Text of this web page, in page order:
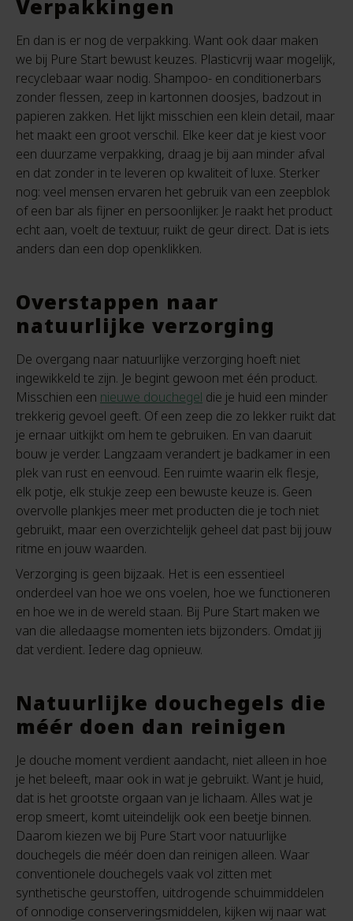
Verpakkingen
En dan is er nog de verpakking. Want ook daar maken
we bij Pure Start bewust keuzes. Plasticvrij waar mogelijk,
recyclebaar waar nodig. Shampoo- en conditionerbars
zonder flessen, zeep in kartonnen doosjes, badzout in
papieren zakken. Het lijkt misschien een klein detail, maar
het maakt een groot verschil. Elke keer dat je kiest voor
een duurzame verpakking, draag je bij aan minder afval
en dat zonder in te leveren op kwaliteit of luxe. Sterker
nog: veel mensen ervaren het gebruik van een zeepblok
of een bar als fijner en persoonlijker. Je raakt het product
echt aan, voelt de textuur, ruikt de geur direct. Dat is iets
anders dan een dop openklikken.
Overstappen naar
natuurlijke verzorging
De overgang naar natuurlijke verzorging hoeft niet
ingewikkeld te zijn. Je begint gewoon met één product.
Misschien een nieuwe douchegel die je huid een minder
trekkerig gevoel geeft. Of een zeep die zo lekker ruikt dat
je ernaar uitkijkt om hem te gebruiken. En van daaruit
bouw je verder. Langzaam verandert je badkamer in een
plek van rust en eenvoud. Een ruimte waarin elk flesje,
elk potje, elk stukje zeep een bewuste keuze is. Geen
overvolle plankjes meer met producten die je toch niet
gebruikt, maar een overzichtelijk geheel dat past bij jouw
ritme en jouw waarden.
Verzorging is geen bijzaak. Het is een essentieel
onderdeel van hoe we ons voelen, hoe we functioneren
en hoe we in de wereld staan. Bij Pure Start maken we
van die alledaagse momenten iets bijzonders. Omdat jij
dat verdient. Iedere dag opnieuw.
Natuurlijke douchegels die
méér doen dan reinigen
Je douche moment verdient aandacht, niet alleen in hoe
je het beleeft, maar ook in wat je gebruikt. Want je huid,
dat is het grootste orgaan van je lichaam. Alles wat je
erop smeert, komt uiteindelijk ook een beetje binnen.
Daarom kiezen we bij Pure Start voor natuurlijke
douchegels die méér doen dan reinigen alleen. Waar
conventionele douchegels vaak vol zitten met
synthetische geurstoffen, uitdrogende schuimmiddelen
of onnodige conserveringsmiddelen, kijken wij naar wat